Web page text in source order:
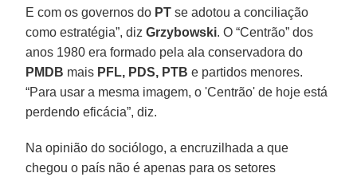
E com os governos do PT se adotou a conciliação
como estratégia”, dizGrzybowski. O “Centrão” dos
anos 1980 era formado pela ala conservadora do
PMDB mais PFL, PDS, PTB e partidos menores.
“Para usar a mesma imagem, o 'Centrão' de hoje está
perdendo eficácia”, diz.
Na opinião do sociólogo, a encruzilhada a que
chegou o país não é apenas para os setores